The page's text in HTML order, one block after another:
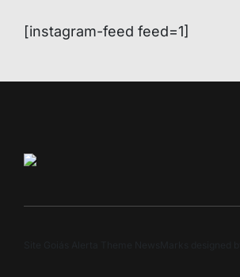
[instagram-feed feed=1]